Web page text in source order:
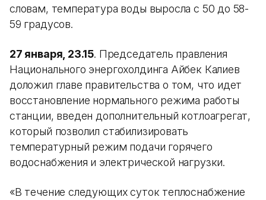
словам, температура воды выросла с 50 до 58-
59 градусов.
27 января, 23.15. Председатель правления
Национального энергохолдинга Айбек Калиев
доложил главе правительства о том, что идет
восстановление нормального режима работы
станции, введен дополнительный котлоагрегат,
который позволил стабилизировать
температурный режим подачи горячего
водоснабжения и электрической нагрузки.
«В течение следующих суток теплоснабжение